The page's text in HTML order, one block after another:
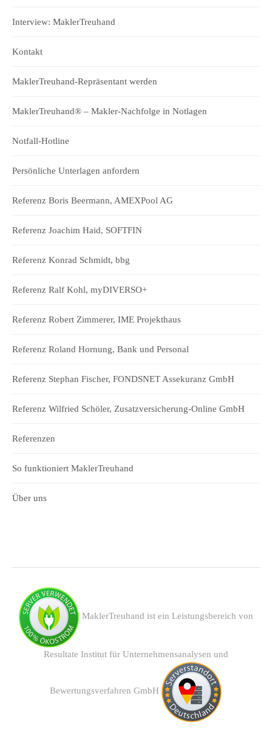
Interview: MaklerTreuhand
Kontakt
MaklerTreuhand-Repräsentant werden
MaklerTreuhand® – Makler-Nachfolge in Notlagen
Notfall-Hotline
Persönliche Unterlagen anfordern
Referenz Boris Beermann, AMEXPool AG
Referenz Joachim Haid, SOFTFIN
Referenz Konrad Schmidt, bbg
Referenz Ralf Kohl, myDIVERSO+
Referenz Robert Zimmerer, IME Projekthaus
Referenz Roland Hornung, Bank und Personal
Referenz Stephan Fischer, FONDSNET Assekuranz GmbH
Referenz Wilfried Schöler, Zusatzversicherung-Online GmbH
Referenzen
So funktioniert MaklerTreuhand
Über uns
MaklerTreuhand ist ein Leistungsbereich von
Resultate Institut für Unternehmensanalysen und
Bewertungsverfahren GmbH